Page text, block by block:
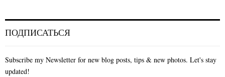
ПОДПИСАТЬСЯ
Subscribe my Newsletter for new blog posts, tips & new photos. Let's stay
updated!